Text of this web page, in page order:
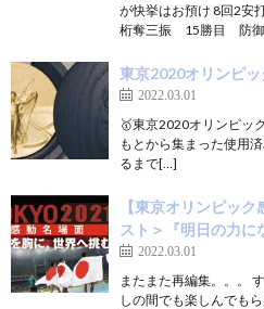
が快挙はお預け 8回2安
桁奪三振 15勝目 防
東京2020オリンピ
2022.03.01
🥇東京2020オリンピッ
もとから集まった使用
るまで[…]
【東京オリンピッ
スト＞『明日の力に
2022.03.01
またまた再編集。。。
しの間でも楽しんでも